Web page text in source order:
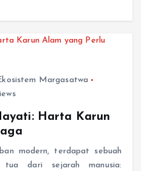
Margasatwa
Harta Karun
modern, terdapat sebuah
dari sejarah manusia: